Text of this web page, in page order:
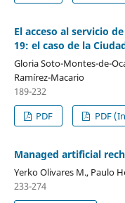
El acceso al servicio
19: el caso de la
Gloria Soto-Montes-de-
Ramírez-Macario
189-232
PDF
PDF
Managed artificial
Yerko Olivares M., Paulo
233-274